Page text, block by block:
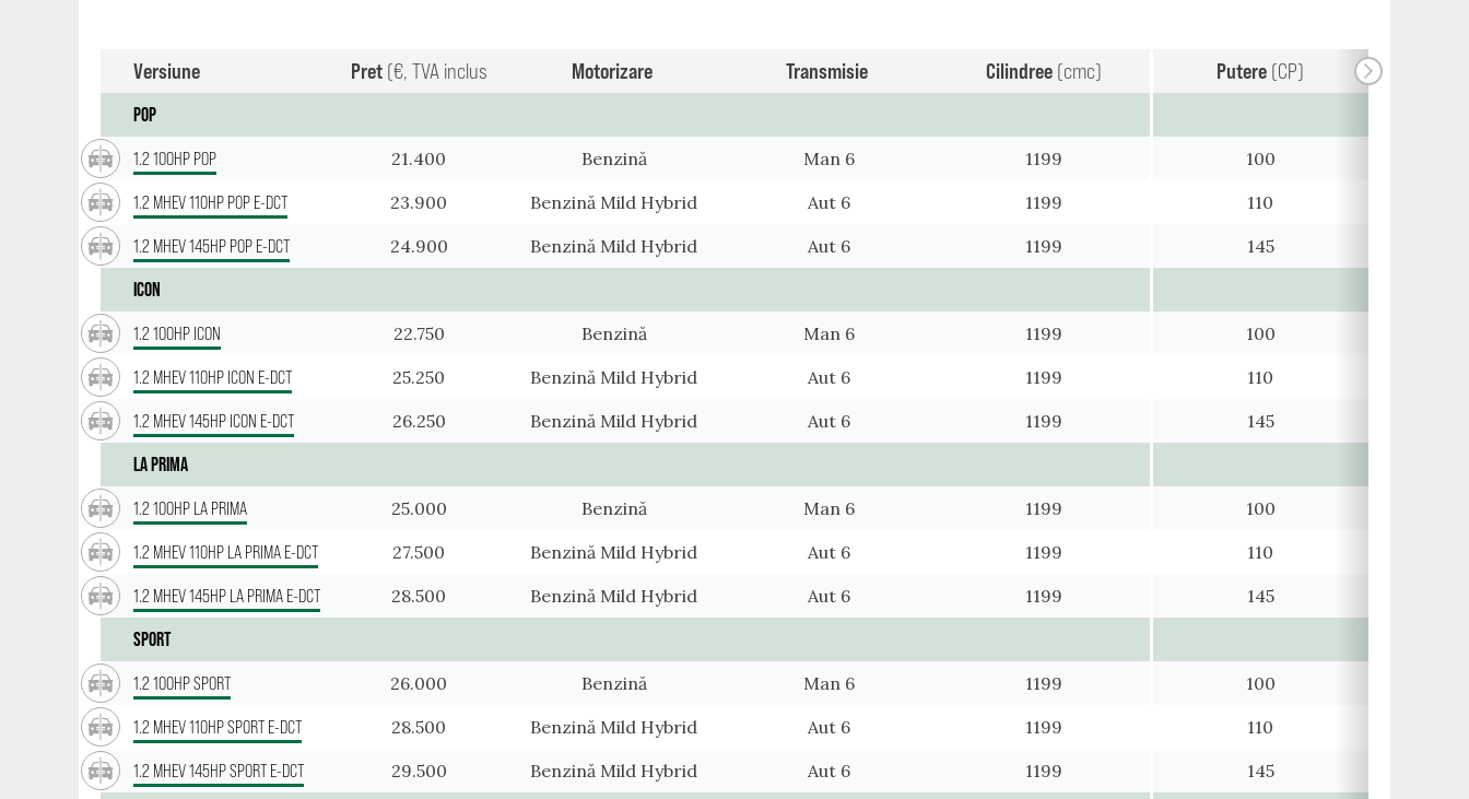
Versiune Pret (€, TVA inclus Motorizare Transmisie Cilindree (cmc) Putere (CP)
POP
1.2 100HP POP 21.400 Benzină Man 6 1199 100
1.2 MHEV 110HP POP E-DCT 23.900 Benzină Mild Hybrid Aut 6 1199 110
1.2 MHEV 145HP POP E-DCT 24.900 Benzină Mild Hybrid Aut 6 1199 145
ICON
1.2 100HP ICON 22.750 Benzină Man 6 1199 100
1.2 MHEV 110HP ICON E-DCT 25.250 Benzină Mild Hybrid Aut 6 1199 110
1.2 MHEV 145HP ICON E-DCT 26.250 Benzină Mild Hybrid Aut 6 1199 145
LA PRIMA
1.2 100HP LA PRIMA 25.000 Benzină Man 6 1199 100
1.2 MHEV 110HP LA PRIMA E-DCT 27.500 Benzină Mild Hybrid Aut 6 1199 110
1.2 MHEV 145HP LA PRIMA E-DCT 28.500 Benzină Mild Hybrid Aut 6 1199 145
SPORT
1.2 100HP SPORT 26.000 Benzină Man 6 1199 100
1.2 MHEV 110HP SPORT E-DCT 28.500 Benzină Mild Hybrid Aut 6 1199 110
1.2 MHEV 145HP SPORT E-DCT 29.500 Benzină Mild Hybrid Aut 6 1199 145